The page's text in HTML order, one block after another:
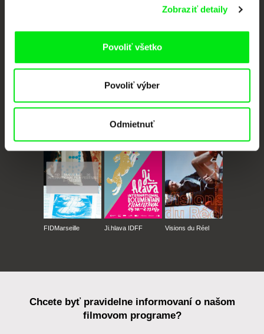
Zobraziť detaily
Povoliť všetko
Povoliť výber
OdmietnuťAgainst Gravity
FIDMarseille Ji.hlava IDFF Visions du Réel
Chcete byť pravidelne informovaní o našom
filmovom programe?